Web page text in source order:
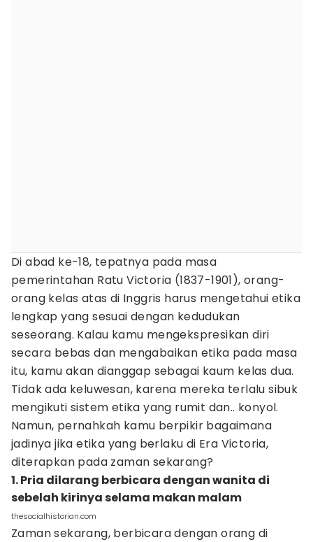
Di abad ke-18, tepatnya pada masa
pemerintahan Ratu Victoria (1837-1901), orang-
orang kelas atas di Inggris harus mengetahui etika
lengkap yang sesuai dengan kedudukan
seseorang. Kalau kamu mengekspresikan diri
secara bebas dan mengabaikan etika pada masa
itu, kamu akan dianggap sebagai kaum kelas dua.
Tidak ada keluwesan, karena mereka terlalu sibuk
mengikuti sistem etika yang rumit dan.. konyol.
Namun, pernahkah kamu berpikir bagaimana
jadinya jika etika yang berlaku di Era Victoria,
diterapkan pada zaman sekarang?
1. Pria dilarang berbicara dengan wanita di
sebelah kirinya selama makan malam
thesocialhistorian.com
Zaman sekarang, berbicara dengan orang di